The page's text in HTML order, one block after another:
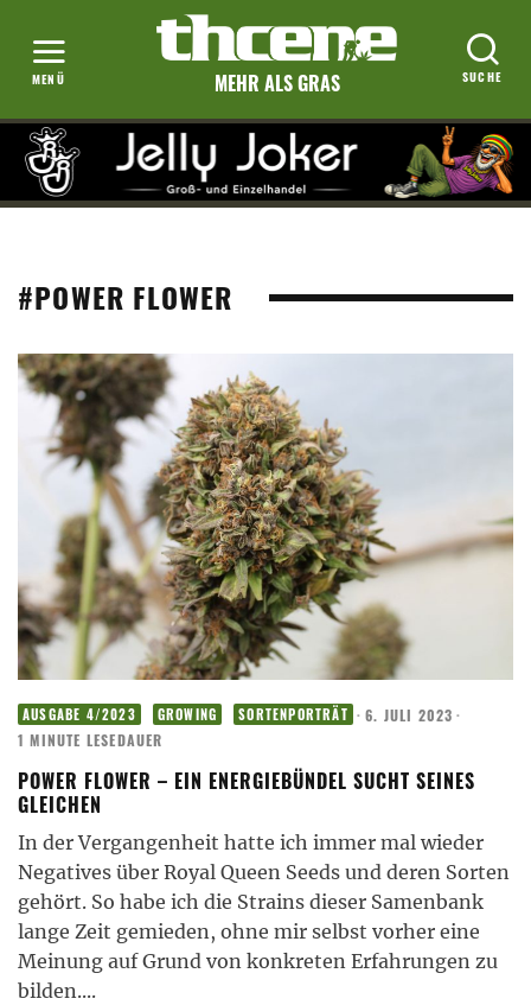
MEHR ALS GRAS
#POWER FLOWER
AUSGABE 4/2023 GROWING SORTENPORTRÄT · 6. JULI 2023 ·
1 MINUTE LESEDAUER
POWER FLOWER – EIN ENERGIEBÜNDEL SUCHT SEINES
GLEICHEN
In der Vergangenheit hatte ich immer mal wieder
Negatives über Royal Queen Seeds und deren Sorten
gehört. So habe ich die Strains dieser Samenbank
lange Zeit gemieden, ohne mir selbst vorher eine
Meinung auf Grund von konkreten Erfahrungen zu
bilden....